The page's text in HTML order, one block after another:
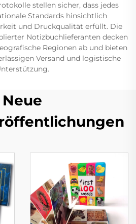
stellen sicher, dass jedes
Standards hinsichtlich
und Druckqualität erfüllt. Die
Notizbuchlieferanten decken
Regionen ab und bieten
Versand und logistische
Neue